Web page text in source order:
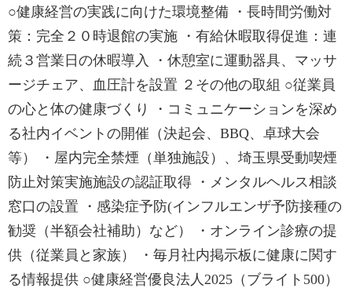
○健康経営の実践に向けた環境整備 ・長時間労働対
策：完全２０時退館の実施 ・有給休暇取得促進：連
続３営業日の休暇導入 ・休憩室に運動器具、マッサ
ージチェア、血圧計を設置 ２その他の取組 ○従業員
の心と体の健康づくり ・コミュニケーションを深め
る社内イベントの開催（決起会、BBQ、卓球大会
等） ・屋内完全禁煙（単独施設）、埼玉県受動喫煙
防止対策実施施設の認証取得 ・メンタルヘルス相談
窓口の設置 ・感染症予防(インフルエンザ予防接種の
勧奨（半額会社補助）など） ・オンライン診療の提
供（従業員と家族） ・毎月社内掲示板に健康に関す
る情報提供 ○健康経営優良法人2025（ブライト500）